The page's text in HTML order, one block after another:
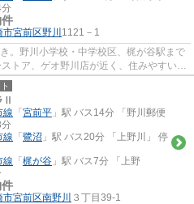
市宮前区野川 1121－1
。野川小学校・中学校区、梶が谷駅まで
トア、ゲオ野川店が近く、住みやすい環
、センタ...
Ⅱ
線 「 宮前平 」駅 バス14分 「野川郵便
分
線 「 鷺沼 」駅 バス20分 「上野川」 停
線 「 梶が谷 」駅 バス7分 「上野
市宮前区南野川 ３丁目39-1